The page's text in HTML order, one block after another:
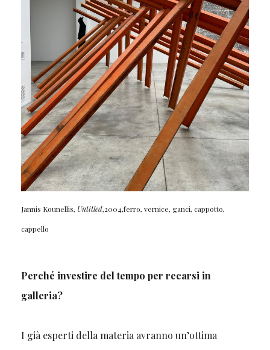
Jannis Kounellis, Untitled,2004,ferro, vernice, ganci, cappotto,
cappello
Perché investire del tempo per recarsi in
galleria?
I già esperti della materia avranno un’ottima